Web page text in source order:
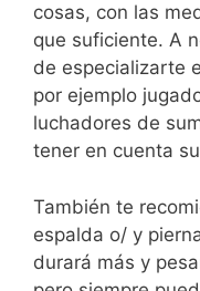
cosas, con las
que suficiente. A
de especializarte
por ejemplo
luchadores de
tener en cuenta
También te
espalda o/ y
durará más y